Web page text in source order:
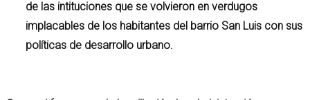
de las intituciones que se volvieron en verdugos
implacables de los habitantes del barrio San Luis con sus
políticas de desarrollo urbano.